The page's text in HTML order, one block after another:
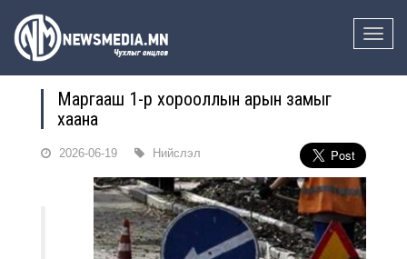
Toggle
Маргааш 1-р хорооллын арын замыг
хаана
2026-06-19 Нийслэл